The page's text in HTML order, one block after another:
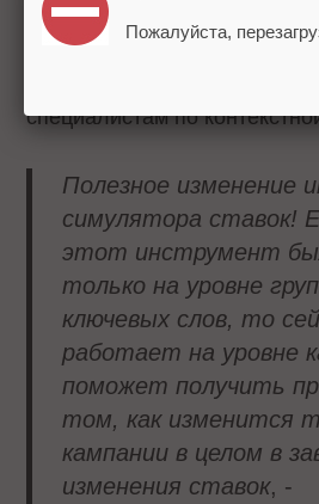
оптимизации цены за клик
кампании и т.д.
специалистам по
Полезное изменение
симулятора ставок!
этот инструмент
только на уровне
ключевых слов, то
работает на уровне
поможет получить
том, как изменится
кампании в целом в
изменения ставок, -
Пожалуйста,